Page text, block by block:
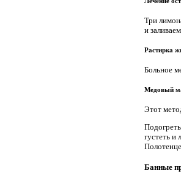
Три
и
Растирка
Больное
Медовый
Этот
густеть и
Банные